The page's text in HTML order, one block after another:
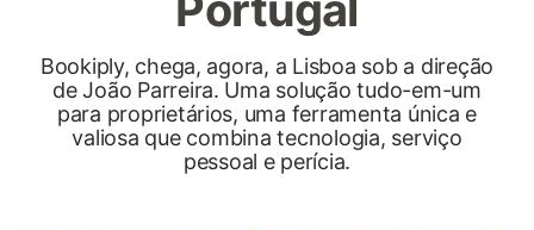
Bookiply, chega, agora, a Lisboa sob a direção
de João Parreira. Uma solução tudo-em-um
para proprietários, uma ferramenta única e
valiosa que combina tecnologia, serviço
pessoal e perícia.